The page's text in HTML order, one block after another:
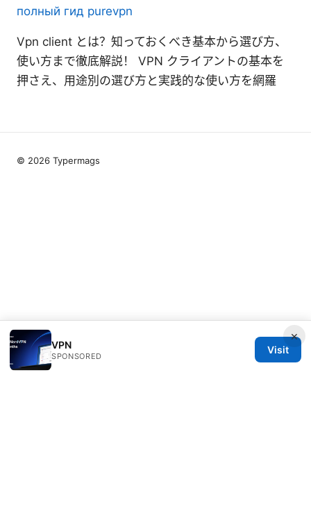
полный гид purevpn
Vpn client とは？知っておくべき基本から選び方、
使い方まで徹底解説！ VPN クライアントの基本を
押さえ、用途別の選び方と実践的な使い方を網羅
×
VPN
SPONSORED
Visit
© 2026 Typermags